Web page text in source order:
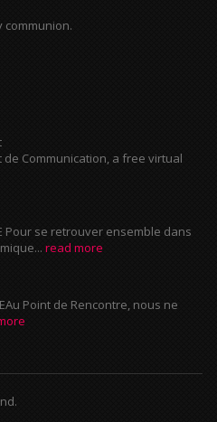
communion.
de Communication, a free virtual
Pour se retrouver ensemble dans
read more
Point de Rencontre, nous ne